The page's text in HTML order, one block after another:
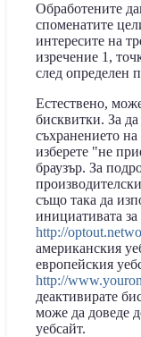
Обработените
споменатите
интересите на
изречение 1,
след определен
Естествено,
бисквитки. За да
съхранението
изберете "не
браузър. За
също така да
инициативата
http://
американския
европейския
http://
деактивирате
може да доведе
уебсайт.